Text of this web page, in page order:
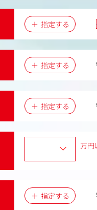
未経験から広告
指定する
指定する
指定する
万円
指定する